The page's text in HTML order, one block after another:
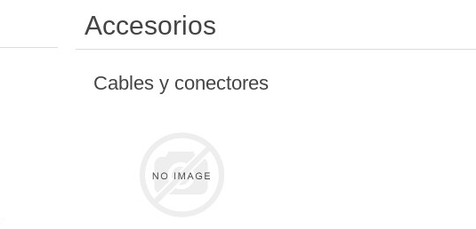
Accesorios
Cables y conectores